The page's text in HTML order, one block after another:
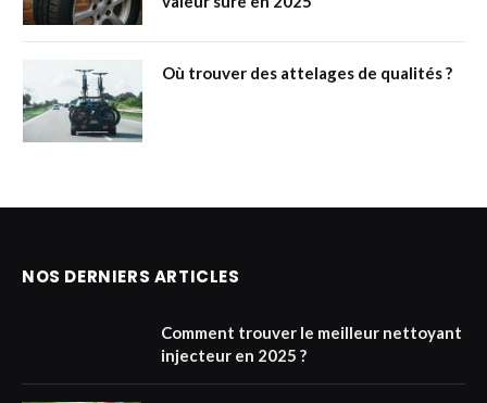
Où trouver des attelages de qualités ?
NOS DERNIERS ARTICLES
Comment trouver le meilleur nettoyant
injecteur en 2025 ?